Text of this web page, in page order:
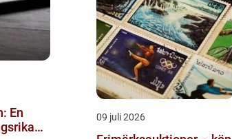
En
09 juli 2026